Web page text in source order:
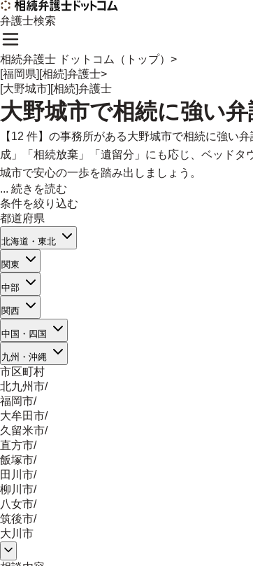
弁護士検索
相続弁護士 ドットコム（トップ） >
[福岡県][相続]弁護士>
[大野城市][相続]弁護士
大野城市で相続に強い弁
【12 件】の事務所がある大野城市で相続に強い
成」「相続放棄」「遺留分」にも応じ、ベッド
城市で安心の一歩を踏み出しましょう。
... 続きを読む
条件を絞り込む
都道府県
北海道・東北
関東
中部
関西
中国・四国
九州・沖縄
市区町村
北九州市/
福岡市/
大牟田市/
久留米市/
直方市/
飯塚市/
田川市/
柳川市/
八女市/
筑後市/
大川市